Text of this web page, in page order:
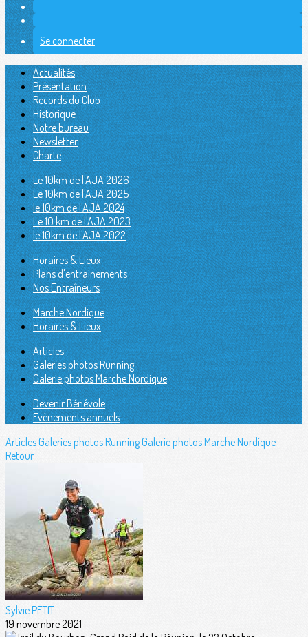
Se connecter
Actualités
Présentation
Records du Club
Historique
Notre bureau
Newsletter
Charte
Le 10km de l'AJA 2026
Le 10km de l'AJA 2025
le 10km de l'AJA 2024
Le 10 km de l'AJA 2023
le 10km de l'AJA 2022
Horaires & Lieux
Plans d'entrainements
Nos Entraîneurs
Marche Nordique
Horaires & Lieux
Articles
Galeries photos Running
Galerie photos Marche Nordique
Devenir Bénévole
Evènements annuels
ArticlesGaleries photos RunningGalerie photos Marche Nordique
Retour
Sylvie PETIT
19 novembre 2021